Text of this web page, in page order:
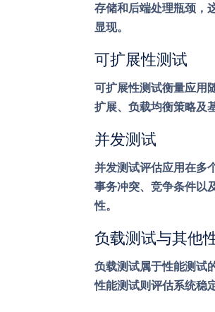
存储和后端处理瓶颈，
显现。
可扩展性测试
可扩展性测试衡量应用
扩展、负载均衡策略及
并发测试
并发测试评估应用在多
事务冲突、竞争条件以
性。
负载测试与其他
负载测试属于性能测试
性能测试则评估系统稳